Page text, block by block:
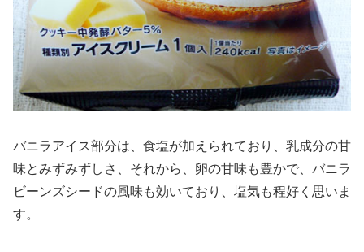
バニラアイス部分は、食塩が加えられており、乳成分の甘
味とみずみずしさ、それから、卵の甘味も豊かで、バニラ
ビーンズシードの風味も効いており、塩気も程好く思いま
す。